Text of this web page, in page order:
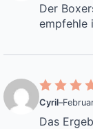
Der
empfehle
Cyril–
Das